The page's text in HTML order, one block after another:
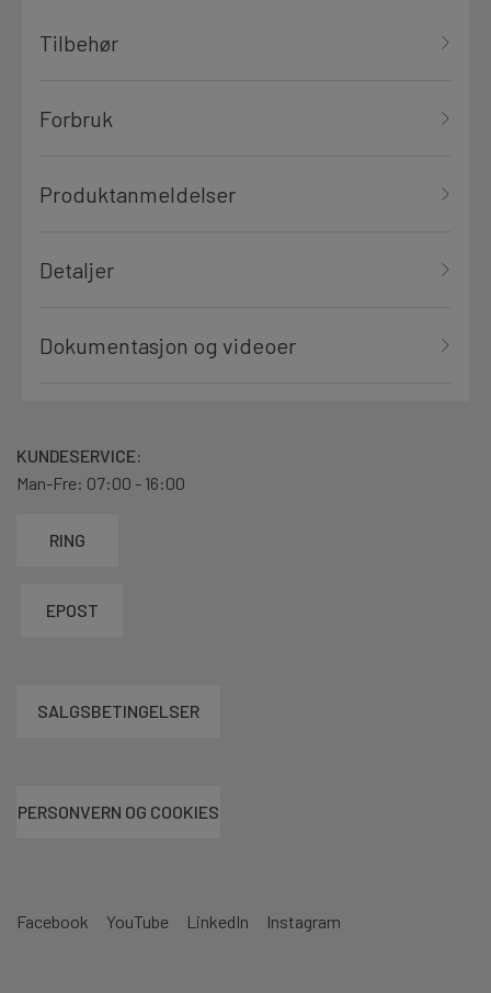
Tilbehør
Forbruk
Produktanmeldelser
Detaljer
Dokumentasjon og videoer
Facebook YouTube LinkedIn Instagram
KUNDESERVICE:
Man-Fre: 07:00 - 16:00
RING
EPOST
SALGSBETINGELSER
PERSONVERN OG COOKIES